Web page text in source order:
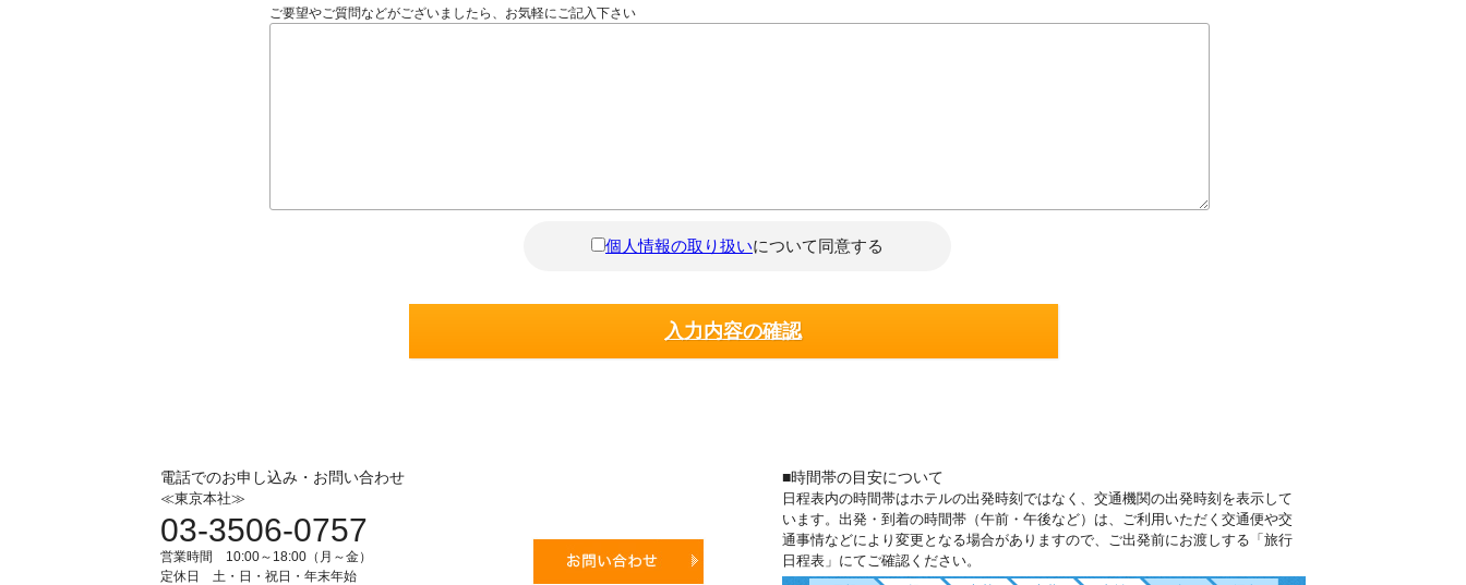
ご要望やご質問などがございましたら、お気軽にご記入下さい
個人情報の取り扱いについて同意する
電話でのお申し込み・お問い合わせ
≪東京本社≫
03-3506-0757
営業時間 10:00～18:00（月～金）
定休日 土・日・祝日・年末年始
■時間帯の目安について
日程表内の時間帯はホテルの出発時刻ではなく、交通機関の出発時刻を表示して
います。出発・到着の時間帯（午前・午後など）は、ご利用いただく交通便や交
通事情などにより変更となる場合がありますので、ご出発前にお渡しする「旅行
日程表」にてご確認ください。